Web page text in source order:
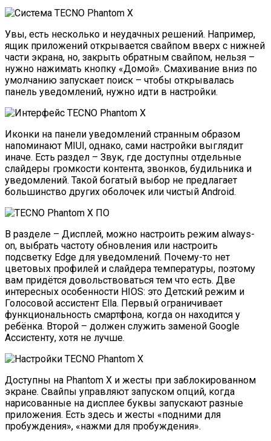
Увы, есть несколько и неудачных решений. Например,
ящик приложений открывается свайпом вверх с нижней
части экрана, но, закрыть обратным свайпом, нельзя –
нужно нажимать кнопку «Домой». Смахивание вниз по
умолчанию запускает поиск – чтобы открывалась
панель уведомлений, нужно идти в настройки.
Иконки на панели уведомлений странным образом
напоминают MIUI, однако, сами настройки выглядит
иначе. Есть раздел – Звук, где доступны отдельные
слайдеры громкости контента, звонков, будильника и
уведомлений. Такой богатый выбор не предлагает
большинство других оболочек или чистый Android.
В разделе – Дисплей, можно настроить режим always-
on, выбрать частоту обновления или настроить
подсветку Edge для уведомлений. Почему-то нет
цветовых профилей и слайдера температуры, поэтому
вам придётся довольствоваться тем что есть. Две
интересных особенности HIOS: это Детский режим и
Голосовой ассистент Ella. Первый ограничивает
функциональность смартфона, когда он находится у
ребёнка. Второй – должен служить заменой Google
Ассистенту, хотя не лучше.
Доступны на Phantom X и жесты при заблокированном
экране. Свайпы управляют запуском опций, когда
нарисованные на дисплее буквы запускают разные
приложения. Есть здесь и жесты «подними для
пробуждения», «нажми для пробуждения».